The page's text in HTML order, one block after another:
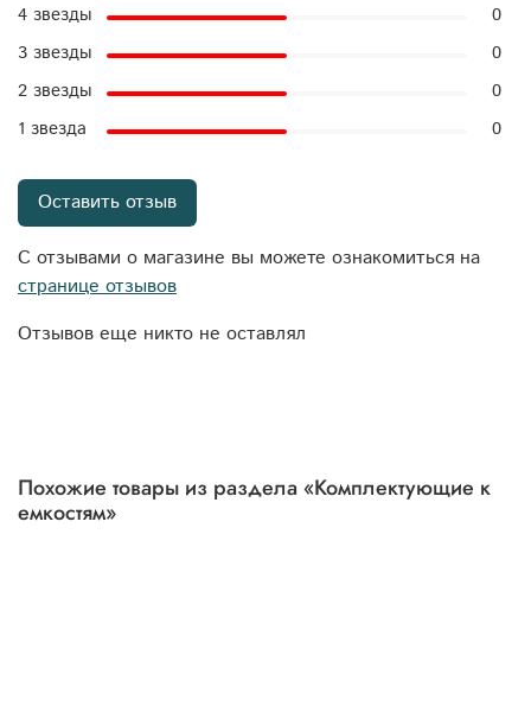
Отзывов еще никто не оставлял
4 звезды
0
3 звезды
0
2 звезды
0
1 звезда
0
Оставить отзыв
С отзывами о магазине вы можете ознакомиться на
странице отзывов
Похожие товары из раздела «Комплектующие к
емкостям»